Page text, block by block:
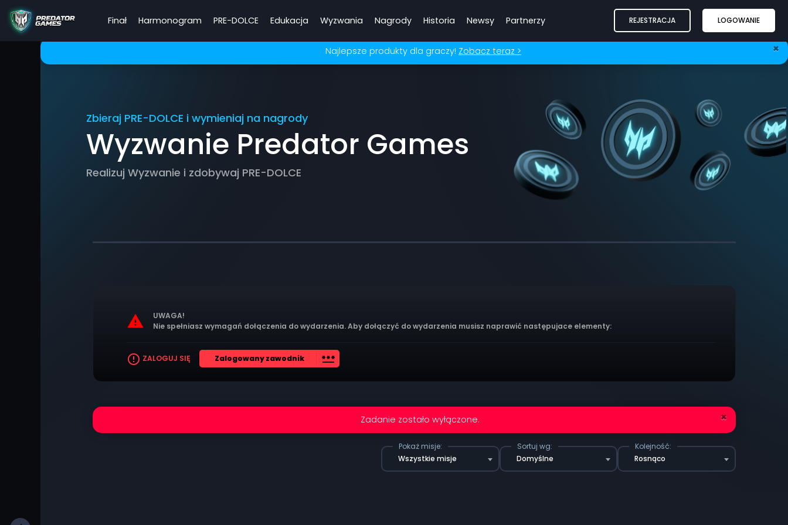
Finał Harmonogram PRE-DOLCE Edukacja Wyzwania Nagrody Historia Newsy Partnerzy REJESTRACJA LOGOWANIE
×
Najlepsze produkty dla graczy! Zobacz teraz >
Zbieraj PRE-DOLCE i wymieniaj na nagrody
Wyzwanie Predator Games
Realizuj Wyzwanie i zdobywaj PRE-DOLCE
warning
UWAGA!
Nie spełniasz wymagań dołączenia do wydarzenia. Aby dołączyć do wydarzenia musisz naprawić następujace elementy:
error_outline ZALOGUJ SIĘ Zalogowany zawodnik password
×
Zadanie zostało wyłączone.
Pokaż misje:
Wszystkie misje
Sortuj wg:
Domyślne
Kolejność:
Rosnąco